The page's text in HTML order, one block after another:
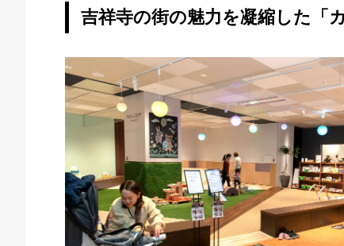
吉祥寺の街の魅力を凝縮した「